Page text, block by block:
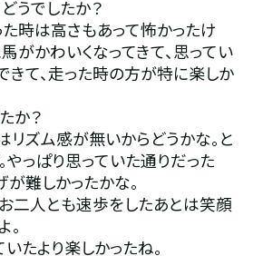
うでしたか？
た時は高さもあって怖かったけ
がかわいくなってきて、思ってい
きて、走った時の方が特に楽しか
か？
リズム感が無いからどうかな。と
やっぱり思っていた通りだった
難しかったかな。
お二人とも速歩をしたあとは笑顔
いたより楽しかったね。